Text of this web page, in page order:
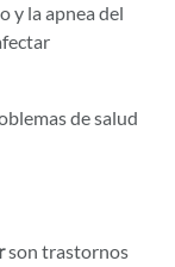
y la apnea del
de salud
son trastornos